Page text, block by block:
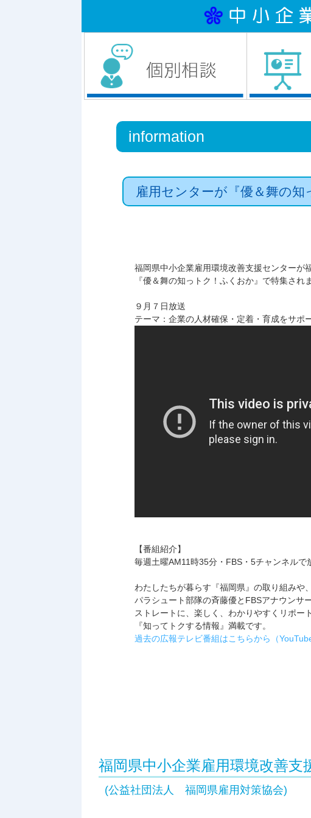
information
雇用センターが『優＆舞の
福岡県中小企業雇用環境改善支援センターが
『優＆舞の知っトク！ふくおか』で特集され
９月７日放送
テーマ：企業の人材確保・定着・育成をサポ
【番組紹介】
毎週土曜AM11時35分・FBS・5チャンネルで
わたしたちが暮らす『福岡県』の取り組みや
パラシュート部隊の斉藤優とFBSアナウンサ
ストレートに、楽しく、わかりやすくリポー
『知ってトクする情報』満載です。
過去の広報テレビ番組はこちらから（
福岡県中小企業雇用環境改善支
(公益社団法人 福岡県雇用対策協会)